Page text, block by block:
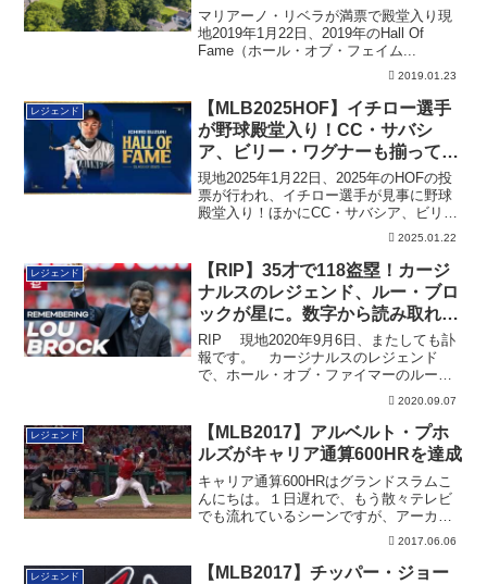
の4名が殿堂入り（追記あり）
マリアーノ・リベラが満票で殿堂入り現
地2019年1月22日、2019年のHall Of
Fame（ホール・オブ・フェイム...
2019.01.23
レジェンド
【MLB2025HOF】イチロー選手
が野球殿堂入り！CC・サバシ
ア、ビリー・ワグナーも揃って
HOFへ
現地2025年1月22日、2025年のHOFの投
票が行われ、イチロー選手が見事に野球
殿堂入り！ほかにCC・サバシア、ビリ
ー・ワグナーも揃ってHOF入りとなって
2025.01.22
レジェンド
【RIP】35才で118盗塁！カージ
ナルスのレジェンド、ルー・ブロ
ックが星に。数字から読み取れる
勇気とは？
RIP 現地2020年9月6日、またしても訃
報です。 カージナルスのレジェンド
で、ホール・オブ・ファイマーのルー・
2020.09.07
レジェンド
【MLB2017】アルベルト・プホ
ルズがキャリア通算600HRを達成
キャリア通算600HRはグランドスラムこ
んにちは。１日遅れで、もう散々テレビ
でも流れているシーンですが、アーカイ
2017.06.06
レジェンド
【MLB2017】チッパー・ジョー